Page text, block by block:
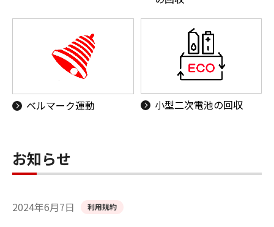
ベルマーク運動 小型二次電池の回収
お知らせ
2024年6月7日 利用規約